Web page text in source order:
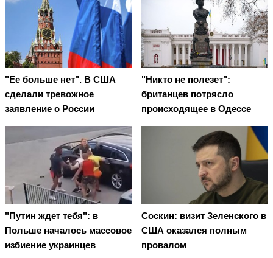
"Ее больше нет". В США
сделали тревожное
заявление о России
"Никто не полезет":
британцев потрясло
происходящее в Одессе
"Путин ждет тебя": в
Польше началось массовое
избиение украинцев
Соскин: визит Зеленского в
США оказался полным
провалом